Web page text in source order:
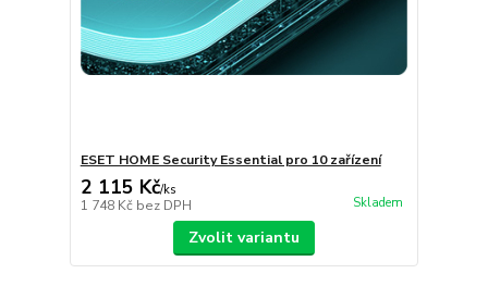
ESET HOME Security Essential pro 10 zařízení
2 115 Kč/ks
1 748 Kč bez DPH Skladem
Zvolit variantu